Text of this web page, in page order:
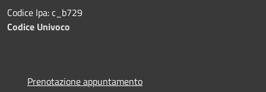
Codice Ipa: c_b729
Codice Univoco
Prenotazione appuntamento